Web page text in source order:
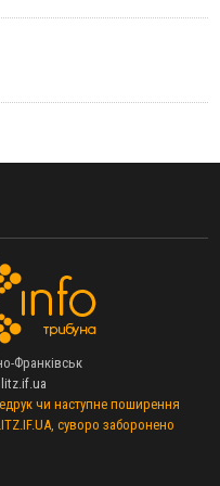
вогнепальної зброї:
отримали
бакалаврат у ВНЗ
рівні. Франківець Лев
зі стрибків на лижах,
який три дні
Польщі на атаки на
серпня
рідну Коломию з
та Яремче
хлопчика: суд
Франківськ
чи наступне поширення
суворо заборонено